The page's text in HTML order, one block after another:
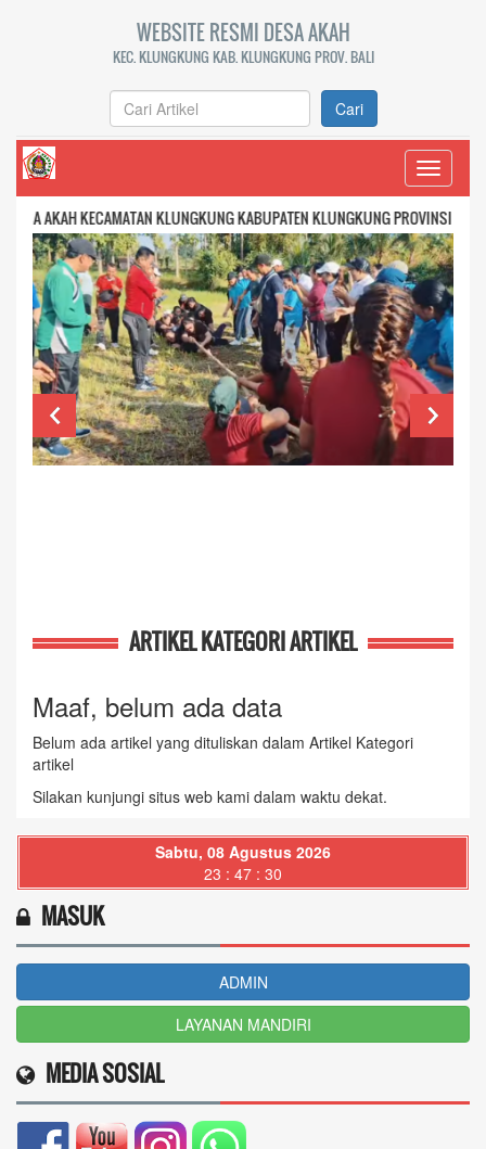
WEBSITE RESMI DESA AKAH
KEC. KLUNGKUNG KAB. KLUNGKUNG PROV. BALI
Cari
Toggle
KLUNGKUNG KABUPATEN KLUNGKUNG PROVINSI BALI
ARTIKEL KATEGORI ARTIKEL
Maaf, belum ada data
Belum ada artikel yang dituliskan dalam Artikel Kategori
artikel
Silakan kunjungi situs web kami dalam waktu dekat.
Sabtu, 08 Agustus 2026
23 : 47 : 31
MASUK
ADMIN
LAYANAN MANDIRI
MEDIA SOSIAL